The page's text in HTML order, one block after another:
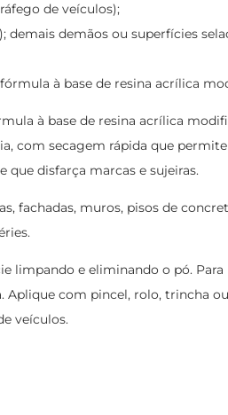
de veículos);
demais demãos ou superfícies
à base de resina acrílica
à base de resina acrílica
com secagem rápida que
disfarça marcas e sujeiras.
fachadas, muros, pisos de
limpando e eliminando o pó.
com pincel, rolo, trincha
veículos.